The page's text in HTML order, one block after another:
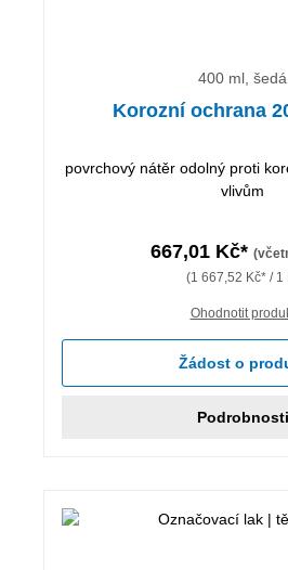
400 ml, šedá
Korozní ochrana
povrchový nátěr odolný proti
vlivům
667,01 Kč*
(1 667,52 Kč* / 1
Ohodnotit
Žádost o
Podrobnosti